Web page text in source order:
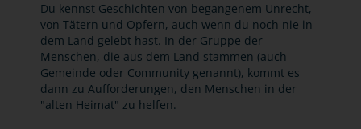
Du kennst Geschichten von begangenem Unrecht,
von Tätern und Opfern, auch wenn du noch nie in
dem Land gelebt hast. In der Gruppe der
Menschen, die aus dem Land stammen (auch
Gemeinde oder Community genannt), kommt es
dann zu Aufforderungen, den Menschen in der
"alten Heimat" zu helfen.